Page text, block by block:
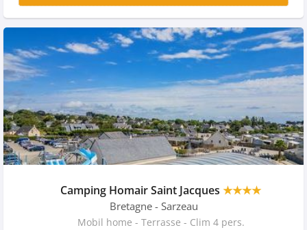
Camping Homair Saint Jacques ★★★★
Bretagne - Sarzeau
Mobil home - Terrasse - Clim 4 pers.